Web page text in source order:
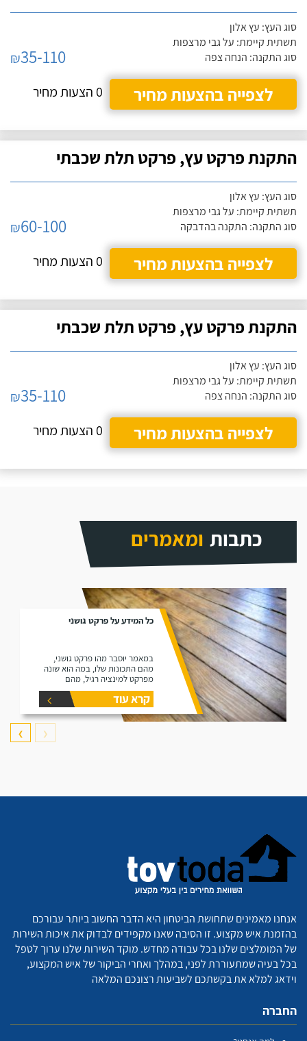
סוג העץ: עץ אלון
תשתית קיימת: על גבי מרצפות
סוג התקנה: הנחה צפה
₪35-110
לצפייה בהצעות מחיר
0 הצעות מחיר
התקנת פרקט עץ, פרקט תלת שכבתי
סוג העץ: עץ אלון
תשתית קיימת: על גבי מרצפות
סוג התקנה: התקנה בהדבקה
₪60-100
לצפייה בהצעות מחיר
0 הצעות מחיר
התקנת פרקט עץ, פרקט תלת שכבתי
סוג העץ: עץ אלון
תשתית קיימת: על גבי מרצפות
סוג התקנה: הנחה צפה
₪35-110
לצפייה בהצעות מחיר
0 הצעות מחיר
כתבות ומאמרים
כל המידע על פרקט גושני
במאמר יוסבר מהו פרקט גושני,
מהם התכונות שלו, במה הוא שונה
מפרקט למינציה רגיל, מהם
היתרונות שלו ומהם החסרונות שלו.
קרא עוד
❮
❯
אנחנו מאמינים שתחושת הביטחון היא הדבר החשוב ביותר עבורכם
בהזמנת איש מקצוע. זו הסיבה שאנו מקפידים לבדוק את איכות השירות
של המומלצים שלנו בכל עבודה מחדש. מוקד השירות שלנו ערוך לטפל
בכל בעיה שמתעוררת לפני, במהלך ואחרי הביקור של איש המקצוע,
וידאג למלא את בקשתכם לשביעות רצונכם המלאה
החברה